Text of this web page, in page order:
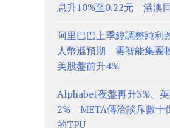
息升10%至0.22元 港澳
阿里巴巴上季經調整純利
人幣遜預期 雲智能集團
美股盤前升4%
Alphabet夜盤再升3%、
2% META傳洽談斥數十
的TPU